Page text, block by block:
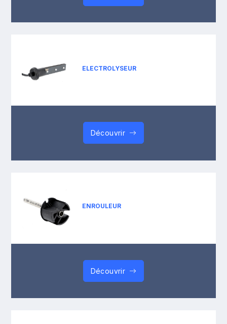
ELECTROLYSEUR
Découvrir
ENROULEUR
Découvrir